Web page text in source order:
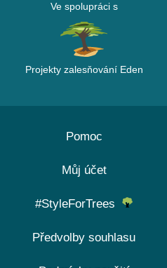
Ve spolupráci s
Projekty zalesňování Eden
Pomoc
Můj účet
#StyleForTrees
Předvolby souhlasu